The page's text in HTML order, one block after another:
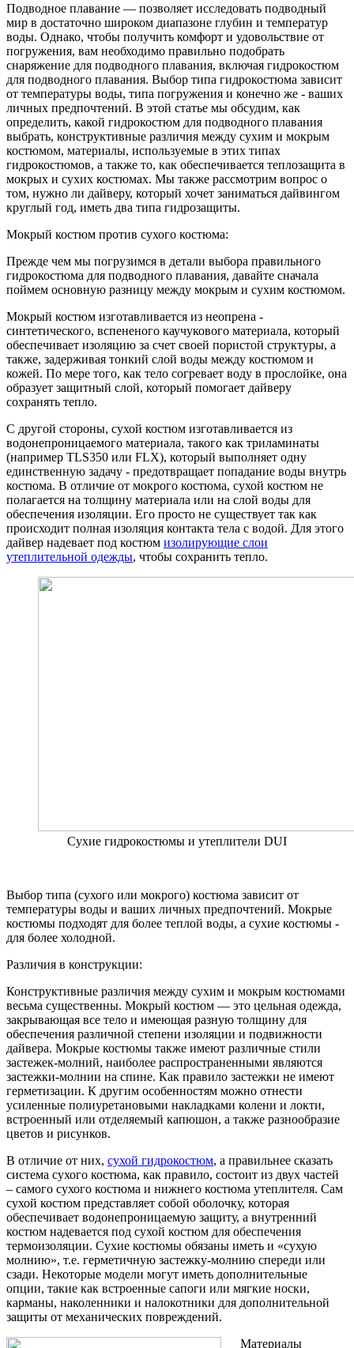
Подводное плавание — позволяет исследовать подводный
мир в достаточно широком диапазоне глубин и температур
воды. Однако, чтобы получить комфорт и удовольствие от
погружения, вам необходимо правильно подобрать
снаряжение для подводного плавания, включая гидрокостюм
для подводного плавания. Выбор типа гидрокостюма зависит
от температуры воды, типа погружения и конечно же - ваших
личных предпочтений. В этой статье мы обсудим, как
определить, какой гидрокостюм для подводного плавания
выбрать, конструктивные различия между сухим и мокрым
костюмом, материалы, используемые в этих типах
гидрокостюмов, а также то, как обеспечивается теплозащита в
мокрых и сухих костюмах. Мы также рассмотрим вопрос о
том, нужно ли дайверу, который хочет заниматься дайвингом
круглый год, иметь два типа гидрозащиты.
Мокрый костюм против сухого костюма:
Прежде чем мы погрузимся в детали выбора правильного
гидрокостюма для подводного плавания, давайте сначала
поймем основную разницу между мокрым и сухим костюмом.
Мокрый костюм изготавливается из неопрена -
синтетического, вспененого каучукового материала, который
обеспечивает изоляцию за счет своей пористой структуры, а
также, задерживая тонкий слой воды между костюмом и
кожей. По мере того, как тело согревает воду в прослойке, она
образует защитный слой, который помогает дайверу
сохранять тепло.
С другой стороны, сухой костюм изготавливается из
водонепроницаемого материала, такого как триламинаты
(например TLS350 или FLX), который выполняет одну
единственную задачу - предотвращает попадание воды внутрь
костюма. В отличие от мокрого костюма, сухой костюм не
полагается на толщину материала или на слой воды для
обеспечения изоляции. Его просто не существует так как
происходит полная изоляция контакта тела с водой. Для этого
дайвер надевает под костюм изолирующие слои
утеплительной одежды, чтобы сохранить тепло.
Сухие гидрокостюмы и утеплители DUI
Выбор типа (сухого или мокрого) костюма зависит от
температуры воды и ваших личных предпочтений. Мокрые
костюмы подходят для более теплой воды, а сухие костюмы -
для более холодной.
Различия в конструкции:
Конструктивные различия между сухим и мокрым костюмами
весьма существенны. Мокрый костюм — это цельная одежда,
закрывающая все тело и имеющая разную толщину для
обеспечения различной степени изоляции и подвижности
дайвера. Мокрые костюмы также имеют различные стили
застежек-молний, наиболее распространенными являются
застежки-молнии на спине. Как правило застежки не имеют
герметизации. К другим особенностям можно отнести
усиленные полиуретановыми накладками колени и локти,
встроенный или отделяемый капюшон, а также разнообразие
цветов и рисунков.
В отличие от них, сухой гидрокостюм, а правильнее сказать
система сухого костюма, как правило, состоит из двух частей
– самого сухого костюма и нижнего костюма утеплителя. Сам
сухой костюм представляет собой оболочку, которая
обеспечивает водонепроницаемую защиту, а внутренний
костюм надевается под сухой костюм для обеспечения
термоизоляции. Сухие костюмы обязаны иметь и «сухую
молнию», т.е. герметичную застежку-молнию спереди или
сзади. Некоторые модели могут иметь дополнительные
опции, такие как встроенные сапоги или мягкие носки,
карманы, наколенники и налокотники для дополнительной
защиты от механических повреждений.
Материалы